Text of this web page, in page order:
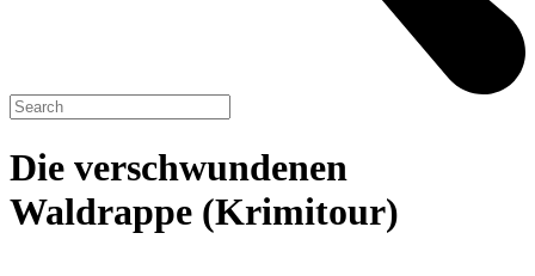
Die verschwundenen
Waldrappe (Krimitour)